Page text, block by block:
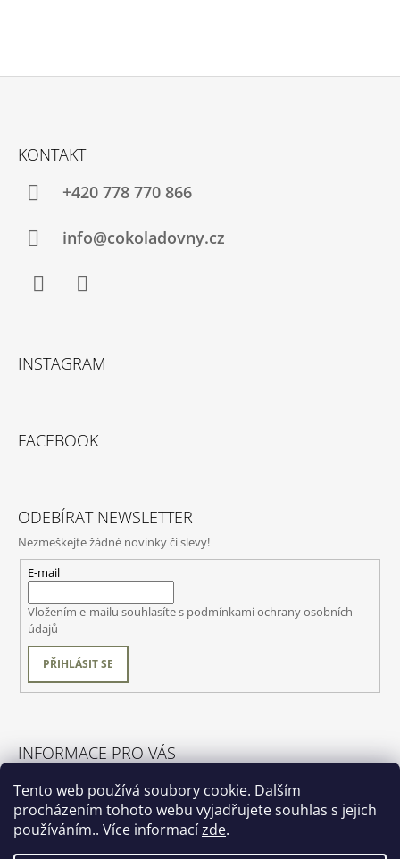
Tento web používá soubory cookie. Dalším
procházením tohoto webu vyjadřujete souhlas s jejich
používáním.. Více informacízde.
KONTAKT
+420 778 770 866
info@cokoladovny.cz
INSTAGRAM
FACEBOOK
ODEBÍRAT NEWSLETTER
Nezmeškejte žádné novinky či slevy!
E-mail
Vložením e-mailu souhlasíte s podmínkami ochrany osobních
údajů
PŘIHLÁSIT SE
INFORMACE PRO VÁS
Obchodní podmínky
Podmínky ochrany osobních údajů
Velkoobchod